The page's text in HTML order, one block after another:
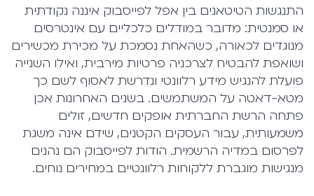
התנגשות הטיטאנים בין אפל לפייסבוק איננה נקודתית
או סמנטית: מדובר במודלים כלכליים עם אינטרסים
מנוגדים לכאורה, כשהאחת נסמכת על מכירת מכשירים
ושואפת להבטיח לצרכניה פרטיות מירבית, ואילו השנייה
פועלת להנגיש מידע רלוונטי ונדרשת לאסוף לשם כך
מטא-דאטה על המשתמשים. בשנים האחרונות אכן
פתחה הרשת החברתית אופקים חדשים, זולים
משמעותית, עבור העסקים הקטנים, שידם אינה משגת
לפרסום במדיה הרשמית. הודות לפייסבוק הם נהנים
מנגישות מוגברת ללקוחות רלוונטיים במחירים נוחים.